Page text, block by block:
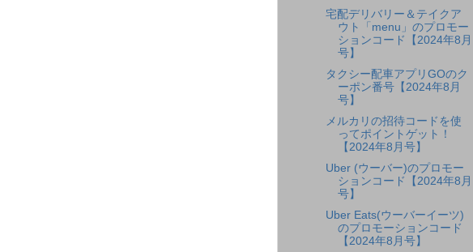
宅配デリバリー＆テイクア
ウト「menu」のプロモー
ションコード【2024年8月
号】
タクシー配車アプリGOのク
ーポン番号【2024年8月
号】
メルカリの招待コードを使
ってポイントゲット！
【2024年8月号】
Uber (ウーバー)のプロモー
ションコード【2024年8月
号】
Uber Eats(ウーバーイーツ)
のプロモーションコード
【2024年8月号】